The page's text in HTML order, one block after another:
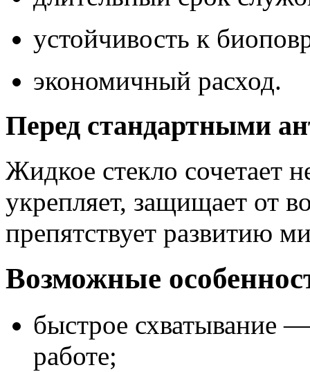
устойчивость к
экономичный расход.
Перед стандартными
Жидкое стекло сочетает
укрепляет, защищает от
препятствует развитию
Возможные
быстрое схватывание
работе;